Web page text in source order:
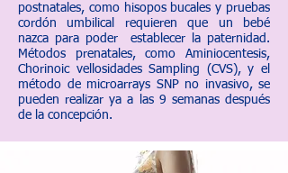
postnatales, como hisopos bucales y pruebas
cordón umbilical requieren que un bebé
nazca para poder establecer la paternidad.
Métodos prenatales, como Aminiocentesis,
Chorinoic vellosidades Sampling (CVS), y el
método de microarrays SNP no invasivo, se
pueden realizar ya a las 9 semanas después
de la concepción.